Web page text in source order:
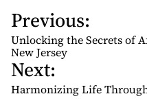
P
o
s
t
n
Previous:
Unlocking the Secrets of
New Jersey
Next:
Harmonizing Life